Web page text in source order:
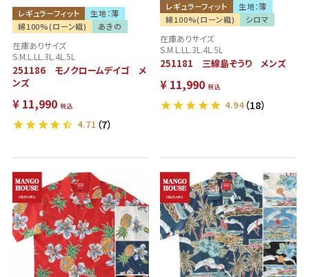
レギュラーフィット
生地：薄
綿100%(ローン織)
あきの
在庫ありサイズ
S.M.L.LL.3L.4L.5L
251186 モノクロームデイゴ メ
ンズ
¥ 11,990 税込
4.71 （7）
レギュラーフィット
生地：薄
綿100%(ローン織)
シロマ
在庫ありサイズ
S.M.L.LL.3L.4L.5L
251181 三線島ぞうり メンズ
¥ 11,990 税込
4.94（18）